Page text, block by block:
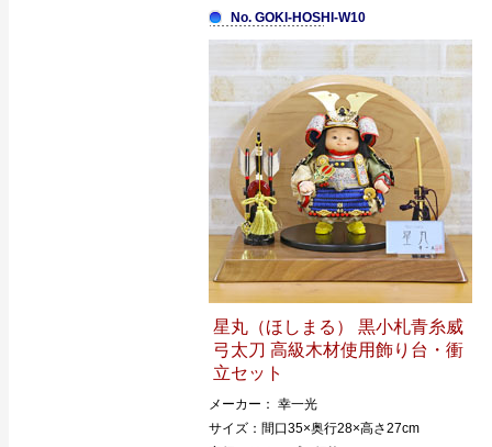
No. GOKI-HOSHI-W10
星丸（ほしまる） 黒小札青糸威
弓太刀 高級木材使用飾り台・衝
立セット
メーカー： 幸一光
サイズ：間口35×奥行28×高さ27cm